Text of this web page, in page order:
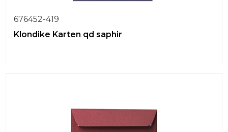
676452-419
Klondike Karten qd saphir